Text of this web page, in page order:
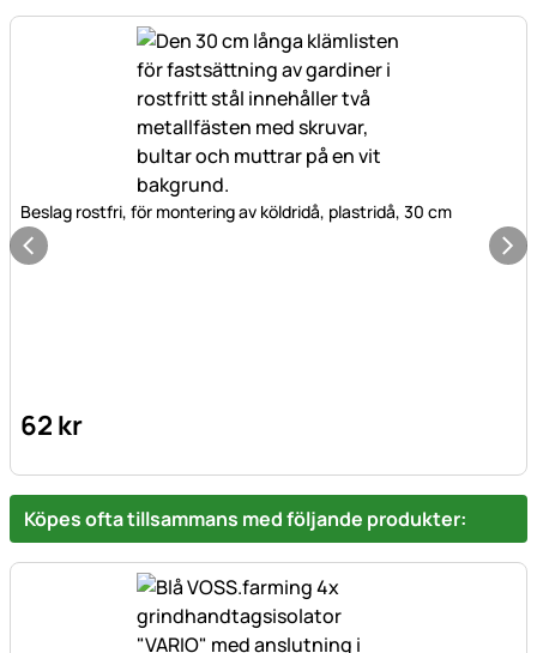
Beslag rostfri, för montering av köldridå, plastridå, 30 cm
62 kr
Köpes ofta tillsammans med följande produkter: